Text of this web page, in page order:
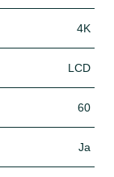
4K
LCD
60
Ja